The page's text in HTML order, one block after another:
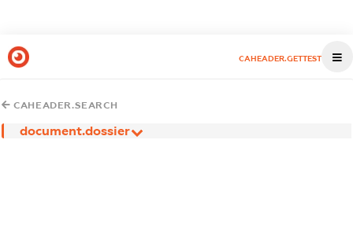
CAHEADER.GETTEST
CAHEADER.SEARCH
document.dossier